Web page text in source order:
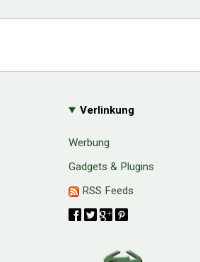
Verlinkung
Werbung
Gadgets & Plugins
RSS Feeds